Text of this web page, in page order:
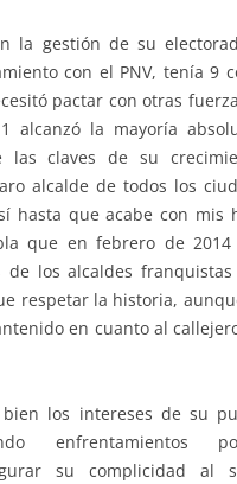
la gestión de su
con el PNV, tenía 9
pactar con otras
alcanzó la mayoría
las claves de su
alcalde de todos los
hasta que acabe con mis
que en febrero de 2014
los alcaldes
respetar la historia,
en cuanto al
los intereses de su
enfrentamientos
su complicidad al